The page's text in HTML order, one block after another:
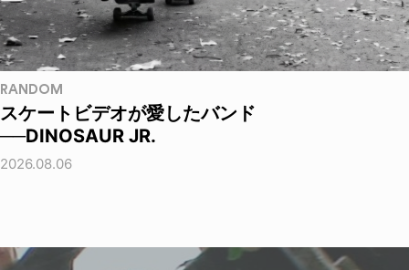
RANDOM
スケートビデオが愛したバンド
──DINOSAUR JR.
2026.08.06